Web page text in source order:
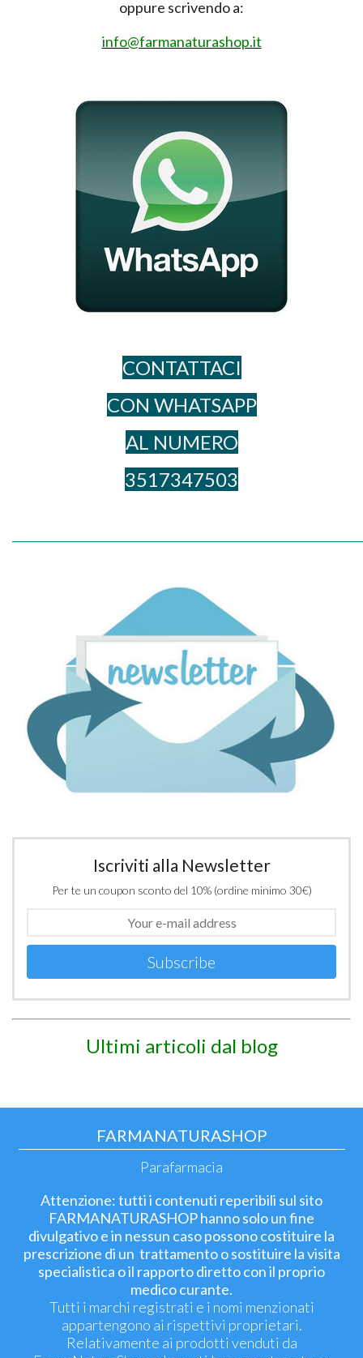
oppure scrivendo a:
info@farmanaturashop.it
CONTATTACI
CON WHATSAPP
AL NUME​RO
3517347503
Iscriviti alla Newsletter
Per te un coupon sconto del 10% (ordine minimo 30€)
Subscribe
Ultimi articoli dal blog
FARMANATURASHOP
Parafarmacia
Attenzione: tutti i contenuti reperibili sul sito
FARMANATURASHOP hanno solo un fine
divulgativo e in nessun caso possono costituire la
prescrizione di un trattamento o sostituire la visita
specialistica o il rapporto diretto con il proprio
medico curante.
Tutti i marchi registrati e i nomi menzionati
appartengono ai rispettivi proprietari.
Relativamente ai prodotti venduti da